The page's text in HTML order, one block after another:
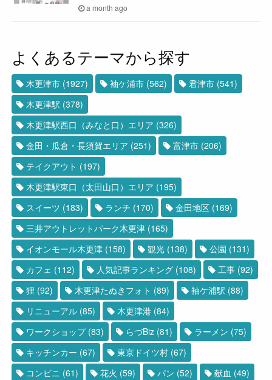
a month ago
よくあるテーマから探す
木更津市 (1927) 袖ケ浦市 (562) 君津市 (541)
木更津駅 (378)
木更津駅西口（みなと口）エリア (326)
金田・瓜倉・長須賀エリア (251) 富津市 (206)
テイクアウト (197)
木更津駅東口（太田山口）エリア (195)
スイーツ (183) ランチ (170) 金田地区 (169)
三井アウトレットパーク木更津 (165)
イオンモール木更津 (158) 観光 (138) 公園 (131)
カフェ (112) 人気記事ランキング (108) 工事 (92)
狸 (92) 木更津たぬきフォト (89) 袖ケ浦駅 (88)
リニューアル (85) 木更津港 (84)
ワークショップ(83) らづBiz (81) ラーメン (75)
キッチンカー (67) 東京ドイツ村 (67)
コンビニ (61) 花火 (59) パン (52) 献血 (49)